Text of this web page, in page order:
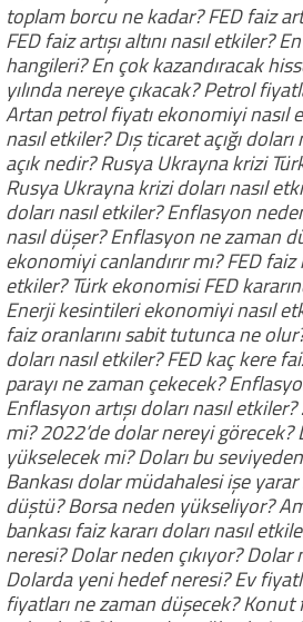
toplam borcu ne kadar? FED faiz
FED faiz artışı altını nasıl etkiler?
hangileri? En çok kazandıracak
yılında nereye çıkacak? Petrol
Artan petrol fiyatı ekonomiyi nasıl
nasıl etkiler? Dış ticaret açığı
açık nedir? Rusya Ukrayna krizi
Rusya Ukrayna krizi doları nasıl
doları nasıl etkiler? Enflasyon
nasıl düşer? Enflasyon ne zaman
ekonomiyi canlandırır mı? FED faiz
etkiler? Türk ekonomisi FED
Enerji kesintileri ekonomiyi nasıl
faiz oranlarını sabit tutunca ne
doları nasıl etkiler? FED kaç kere
parayı ne zaman çekecek?
Enflasyon artışı doları nasıl
mi? 2022’de dolar nereyi
yükselecek mi? Doları bu
Bankası dolar müdahalesi işe
düştü? Borsa neden yükseliyor?
bankası faiz kararı doları nasıl
neresi? Dolar neden çıkıyor?
Dolarda yeni hedef neresi? Ev
fiyatları ne zaman düşecek? Konut